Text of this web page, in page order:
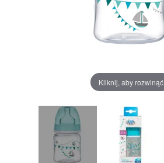
Kliknij, aby rozwinąć